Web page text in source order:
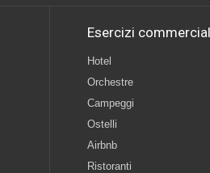
Esercizi
Hotel
Orchestre
Campeggi
Ostelli
Airbnb
Ristoranti